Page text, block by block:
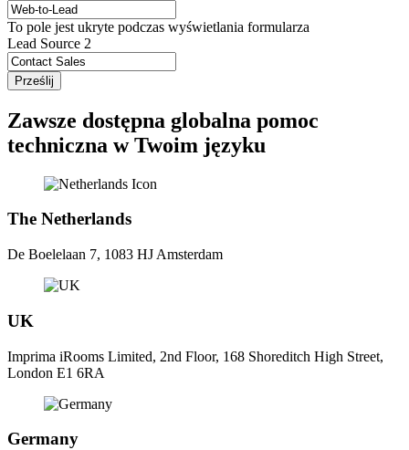
To pole jest ukryte podczas wyświetlania formularza
Lead Source 2
Zawsze dostępna globalna pomoc
techniczna w Twoim języku
The Netherlands
De Boelelaan 7, 1083 HJ Amsterdam
UK
Imprima iRooms Limited, 2nd Floor, 168 Shoreditch High Street,
London E1 6RA
Germany